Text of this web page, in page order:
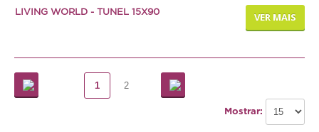
LIVING WORLD - TUNEL 15X90 VER MAIS
1 2
Mostrar: